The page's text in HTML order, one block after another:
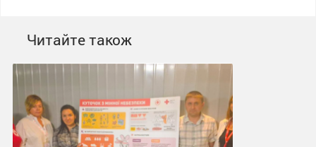
Читайте також